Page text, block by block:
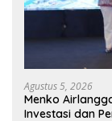
Agustus 5, 2026
Menko
Investasi dan